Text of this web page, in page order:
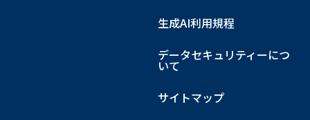
生成AI利用規程
データセキュリティーにつ
いて
サイトマップ